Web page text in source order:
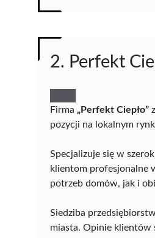
2. Perfekt
Firma „Perfekt Ciepło”
pozycji na lokalnym
Specjalizuje się w
klientom profesjonalne
potrzeb domów, jak i
Siedziba
miasta. Opinie klientów